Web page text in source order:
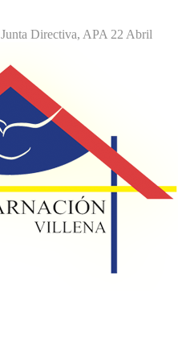
Junta Directiva, APA 22 Abril